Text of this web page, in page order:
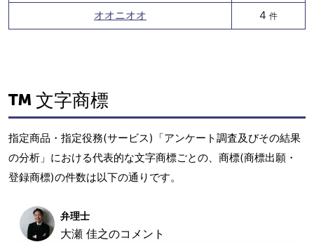
オオニオオ 4 件
文字商標
指定商品・指定役務(サービス)「アンケート調査及びその結果
の分析」における代表的な文字商標ごとの、商標(商標出願・
登録商標)の件数は以下の通りです。
弁理士
大瀬 佳之のコメント